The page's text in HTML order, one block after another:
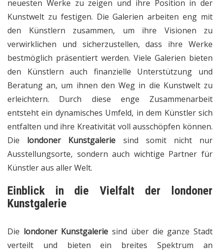
neuesten Werke zu zeigen und ihre Position in der
Kunstwelt zu festigen. Die Galerien arbeiten eng mit
den Künstlern zusammen, um ihre Visionen zu
verwirklichen und sicherzustellen, dass ihre Werke
bestmöglich präsentiert werden. Viele Galerien bieten
den Künstlern auch finanzielle Unterstützung und
Beratung an, um ihnen den Weg in die Kunstwelt zu
erleichtern. Durch diese enge Zusammenarbeit
entsteht ein dynamisches Umfeld, in dem Künstler sich
entfalten und ihre Kreativität voll ausschöpfen können.
Die londoner Kunstgalerie sind somit nicht nur
Ausstellungsorte, sondern auch wichtige Partner für
Künstler aus aller Welt.
Einblick in die Vielfalt der londoner
Kunstgalerie
Die londoner Kunstgalerie sind über die ganze Stadt
verteilt und bieten ein breites Spektrum an